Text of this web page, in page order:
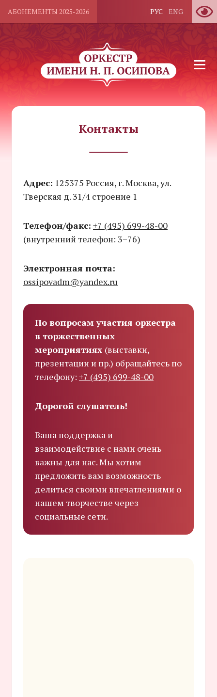
АБОНЕМЕНТЫ 2025-2026 РУС ENG
Контакты
Адрес: 125375 Россия, г. Москва, ул.
Тверская д. 31/4 строение 1
Телефон/факс: +7 (495) 699-48-00
(внутренний телефон: 3−76)
Электронная почта:
ossipovadm@yandex.ru
По вопросам участия оркестра
в торжественных
мероприятиях (выставки,
презентации и пр.) обращайтесь по
телефону: +7 (495) 699-48-00
Дорогой слушатель!
Ваша поддержка и
взаимодействие с нами очень
важны для нас. Мы хотим
предложить вам возможность
делиться своими впечатлениями о
нашем творчестве через
социальные сети.